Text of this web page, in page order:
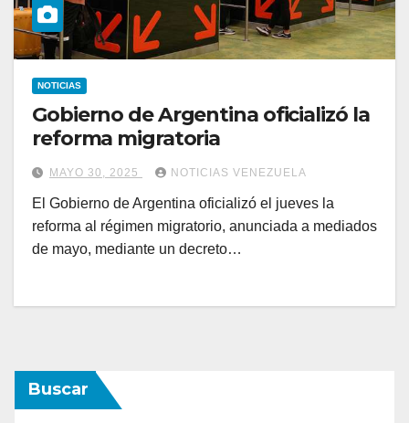
NOTICIAS
Gobierno de Argentina oficializó la
reforma migratoria
MAYO 30, 2025 NOTICIAS VENEZUELA
El Gobierno de Argentina oficializó el jueves la
reforma al régimen migratorio, anunciada a mediados
de mayo, mediante un decreto…
Buscar